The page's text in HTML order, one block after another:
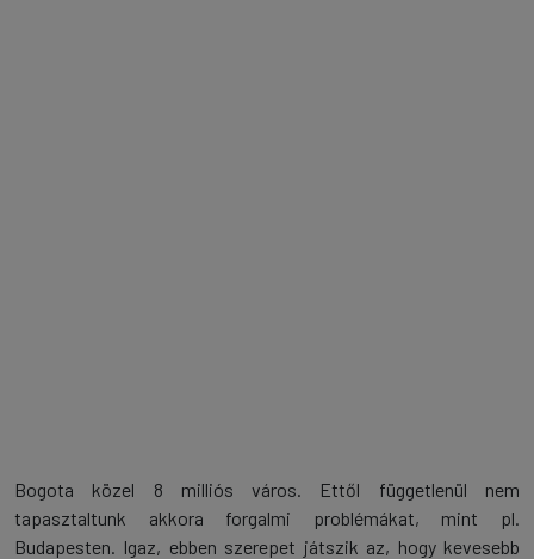
Bogota közel 8 milliós város. Ettől függetlenül nem
tapasztaltunk akkora forgalmi problémákat, mint pl.
Budapesten. Igaz, ebben szerepet játszik az, hogy kevesebb